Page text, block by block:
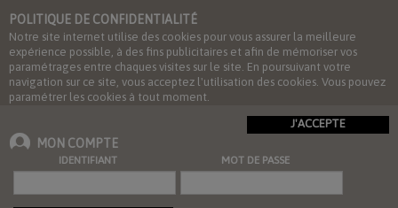
POLITIQUE DE CONFIDENTIALITÉ
Notre site internet utilise des cookies pour vous assurer la meilleure
expérience possible, à des fins publicitaires et afin de mémoriser vos
paramétrages entre chaques visites sur le site. En poursuivant votre
navigation sur ce site, vous acceptez l'utilisation des cookies. Vous pouvez
paramétrer les cookies à tout moment.
J'ACCEPTE
MON COMPTE
IDENTIFIANT MOT DE PASSE